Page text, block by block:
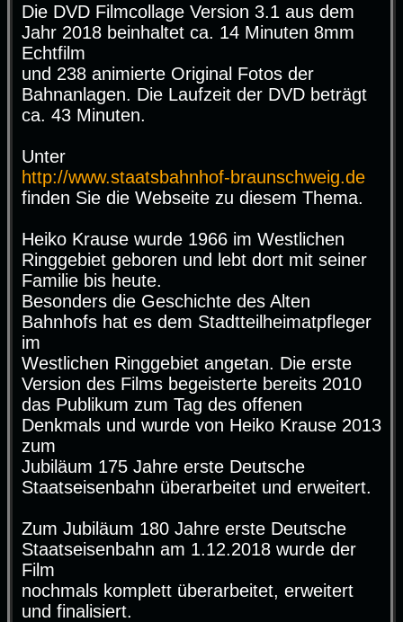
Die DVD Filmcollage Version 3.1 aus dem
Jahr 2018 beinhaltet ca. 14 Minuten 8mm
Echtfilm
und 238 animierte Original Fotos der
Bahnanlagen. Die Laufzeit der DVD beträgt
ca. 43 Minuten.
Unter
http://www.staatsbahnhof-braunschweig.de
finden Sie die Webseite zu diesem Thema.
Heiko Krause wurde 1966 im Westlichen
Ringgebiet geboren und lebt dort mit seiner
Familie bis heute.
Besonders die Geschichte des Alten
Bahnhofs hat es dem Stadtteilheimatpfleger
im
Westlichen Ringgebiet angetan. Die erste
Version des Films begeisterte bereits 2010
das Publikum zum Tag des offenen
Denkmals und wurde von Heiko Krause 2013
zum
Jubiläum 175 Jahre erste Deutsche
Staatseisenbahn überarbeitet und erweitert.
Zum Jubiläum 180 Jahre erste Deutsche
Staatseisenbahn am 1.12.2018 wurde der
Film
nochmals komplett überarbeitet, erweitert
und finalisiert.